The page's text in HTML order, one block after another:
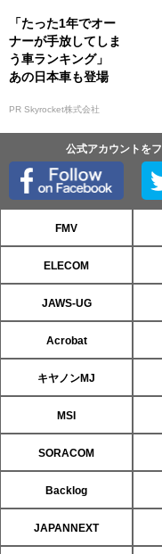
「たった1年でオー
ナーが手放してしま
う車ランキング」
あの日本車も登場
PR Skyrocket株式会社
公式アカウントを
FMV
ELECOM
JAWS-UG
Acrobat
キヤノンMJ
MSI
SORACOM
Backlog
JAPANNEXT